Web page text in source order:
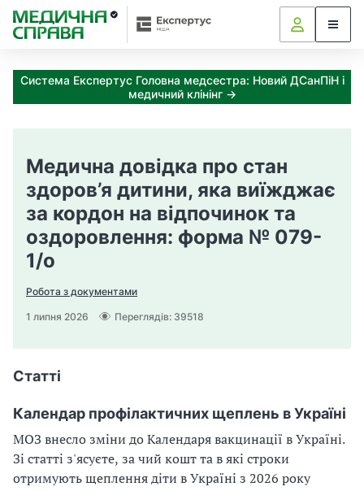
Система Експертус Головна медсестра: Новий ДСанПіН і
медичний клінінг →
Медична довідка про стан
здоров’я дитини, яка виїжджає
за кордон на відпочинок та
оздоровлення: форма № 079-
1/о
Робота з документами
1 липня 2026 Переглядів: 39518
Статті
Календар профілактичних щеплень в Україні
МОЗ внесло зміни до Календаря вакцинації в Україні.
Зі статті з'ясуєте, за чий кошт та в які строки
отримують щеплення діти в Україні з 2026 року
Портал Медична справа
З
а
к
з
и
а
л
и